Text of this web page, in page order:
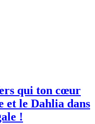
qui ton cœur
et le Dahlia dans
!